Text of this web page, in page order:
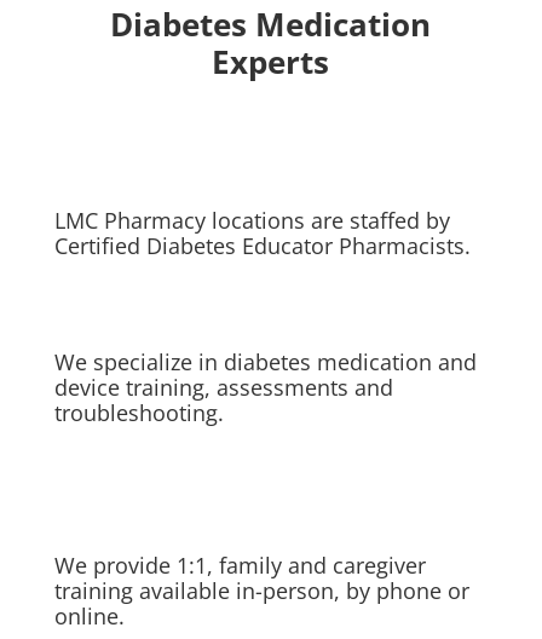
Diabetes Medication
Experts
LMC Pharmacy locations are staffed by
Certified Diabetes Educator Pharmacists.
We specialize in diabetes medication and
device training, assessments and
troubleshooting.
We provide 1:1, family and caregiver
training available in-person, by phone or
online.